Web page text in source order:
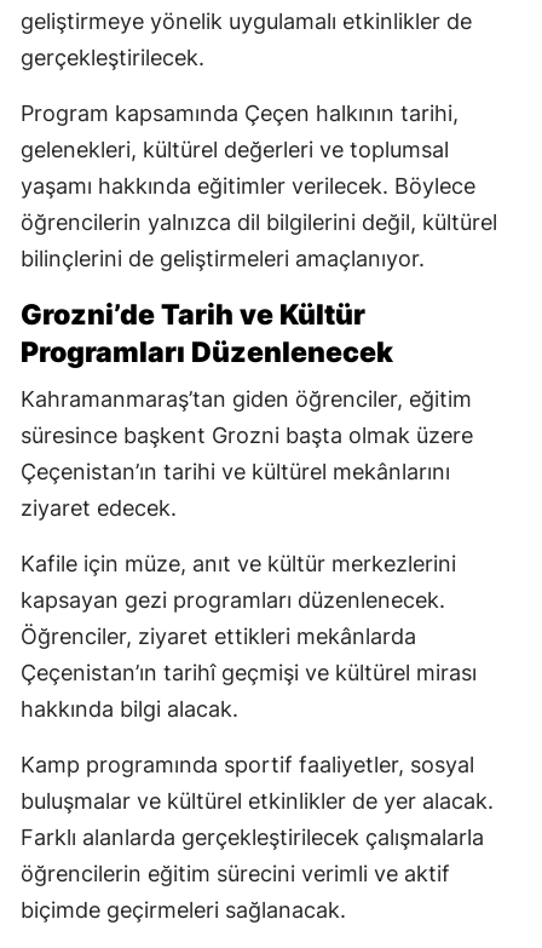
geliştirmeye yönelik uygulamalı etkinlikler de
gerçekleştirilecek.
Program kapsamında Çeçen halkının tarihi,
gelenekleri, kültürel değerleri ve toplumsal
yaşamı hakkında eğitimler verilecek. Böylece
öğrencilerin yalnızca dil bilgilerini değil, kültürel
bilinçlerini de geliştirmeleri amaçlanıyor.
Grozni’de Tarih ve Kültür
Programları Düzenlenecek
Kahramanmaraş’tan giden öğrenciler, eğitim
süresince başkent Grozni başta olmak üzere
Çeçenistan’ın tarihi ve kültürel mekânlarını
ziyaret edecek.
Kafile için müze, anıt ve kültür merkezlerini
kapsayan gezi programları düzenlenecek.
Öğrenciler, ziyaret ettikleri mekânlarda
Çeçenistan’ın tarihî geçmişi ve kültürel mirası
hakkında bilgi alacak.
Kamp programında sportif faaliyetler, sosyal
buluşmalar ve kültürel etkinlikler de yer alacak.
Farklı alanlarda gerçekleştirilecek çalışmalarla
öğrencilerin eğitim sürecini verimli ve aktif
biçimde geçirmeleri sağlanacak.